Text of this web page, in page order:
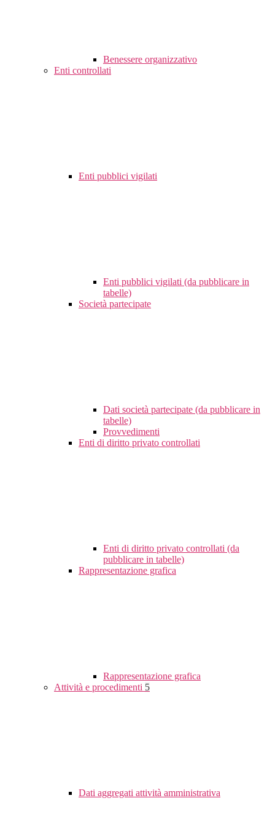
Benessere organizzativo
Enti controllati
Enti pubblici vigilati
Enti pubblici vigilati (da pubblicare in
tabelle)
Società partecipate
Dati società partecipate (da pubblicare in
tabelle)
Provvedimenti
Enti di diritto privato controllati
Enti di diritto privato controllati (da
pubblicare in tabelle)
Rappresentazione grafica
Rappresentazione grafica
Attività e procedimenti 5
Dati aggregati attività amministrativa